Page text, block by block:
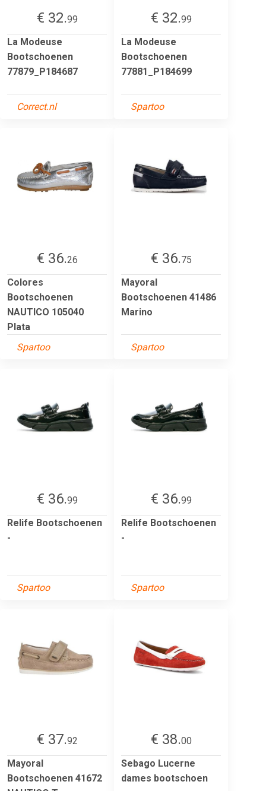
€ 32.99
La Modeuse
Bootschoenen
77879_P184687
Correct.nl
€ 32.99
La Modeuse
Bootschoenen
77881_P184699
Spartoo
€ 36.26
Colores
Bootschoenen
NAUTICO 105040
Plata
Spartoo
€ 36.75
Mayoral
Bootschoenen 41486
Marino
Spartoo
€ 36.99
Relife Bootschoenen
-
Spartoo
€ 36.99
Relife Bootschoenen
-
Spartoo
€ 37.92
Mayoral
Bootschoenen 41672
€ 38.00
Sebago Lucerne
dames bootschoen